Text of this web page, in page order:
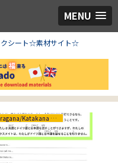
MENU
シート☆素材サイト☆
Hiragana/Katakana ひらがな/カタカナ